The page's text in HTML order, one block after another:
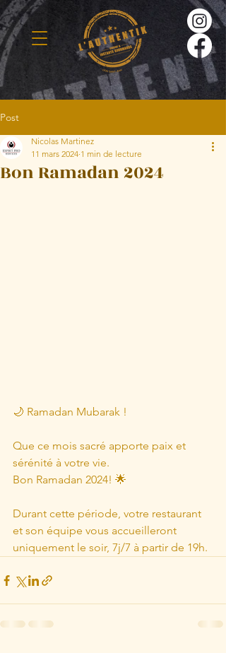
Post
Bon Ramadan 2024
Nicolas Martinez
11 mars 2024 1 min de lecture
🌙 Ramadan Mubarak !
Que ce mois sacré apporte paix et
sérénité à votre vie.
Bon Ramadan 2024! 🌟
Durant cette période, votre restaurant
et son équipe vous accueilleront
uniquement le soir, 7j/7 à partir de 19h.